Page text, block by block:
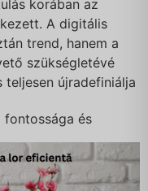
korában az
A digitális
trend, hanem a
szükségletévé
újradefiniálja
és